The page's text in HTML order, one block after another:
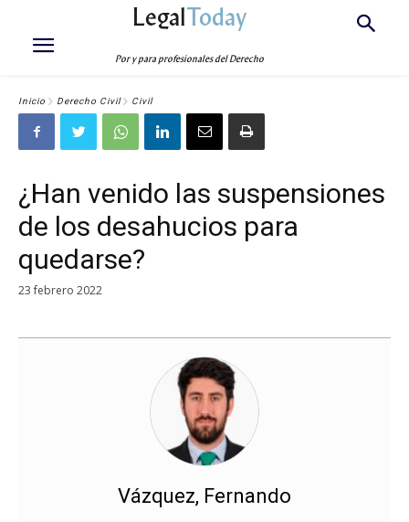
LegalToday
Por y para profesionales del Derecho
Inicio Derecho Civil Civil
¿Han venido las suspensiones
de los desahucios para
quedarse?
23 febrero 2022
Vázquez, Fernando